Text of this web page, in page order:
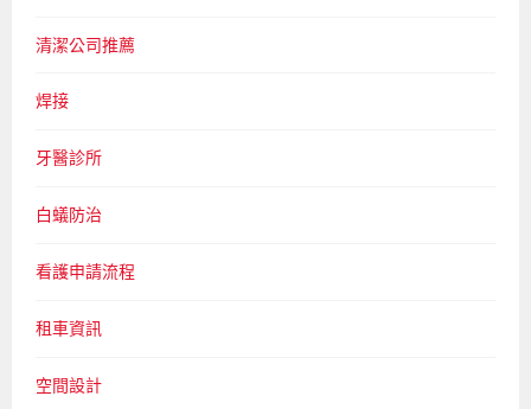
清潔公司推薦
焊接
牙醫診所
白蟻防治
看護申請流程
租車資訊
空間設計